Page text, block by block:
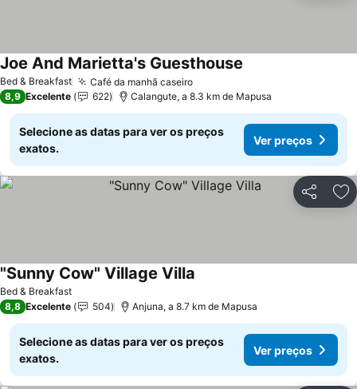
Bed & Breakfast Café da manhã caseiroVer preços
Joe And Marietta's Guesthouse
8,9 Excelente 622 Calangute, a 8.3 km de Mapusa
Selecione as datas para ver os preços
exatos.
Ver preços
Partilhar
Bed & Breakfast
"Sunny Cow" Village Villa
8,8 Excelente 504 Anjuna, a 8.7 km de Mapusa
Selecione as datas para ver os preços
exatos.
Ver preços